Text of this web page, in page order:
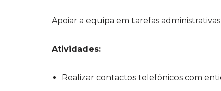
Apoiar a equipa em tarefas
Atividades:
Realizar contactos telefónicos com